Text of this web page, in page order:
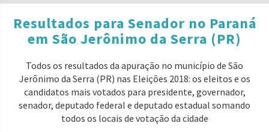
Resultados para Senador no Paraná
em São Jerônimo da Serra (PR)
Todos os resultados da apuração no município de São
Jerônimo da Serra (PR) nas Eleições 2018: os eleitos e os
candidatos mais votados para presidente, governador,
senador, deputado federal e deputado estadual somando
todos os locais de votação da cidade